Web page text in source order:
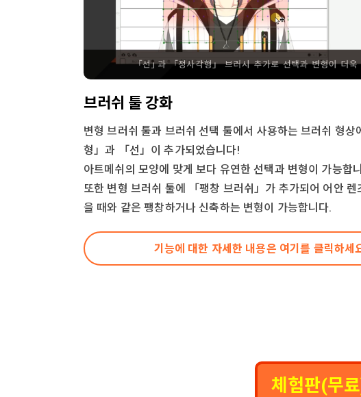
브러쉬 툴 강화
변형 브러쉬 툴과 브러쉬 선택 툴에서 사용하는 브러쉬 형상
형」과 「선」이 추가되었습니다!
아트메쉬의 모양에 맞게 보다 유연한 선택과 변형이 가능합
또한 변형 브러쉬 툴에 「팽창 브러쉬」가 추가되어 어안 렌
을 때와 같은 팽창하거나 신축하는 변형이 가능합니다.
기능에 대한 자세한 내용은 여기를 클릭하세
체험판(무